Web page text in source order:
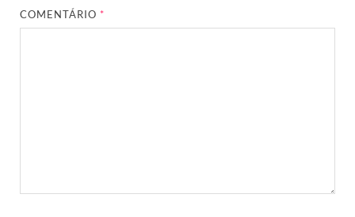
COMENTÁRIO*